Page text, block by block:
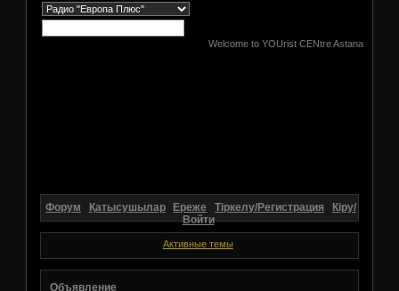
Welcome to YOUrist CENtre Astana
Форум Қатысушылар Ереже Тіркелу/Регистрация
Кіру/
Войти
Активные темы
Объявление